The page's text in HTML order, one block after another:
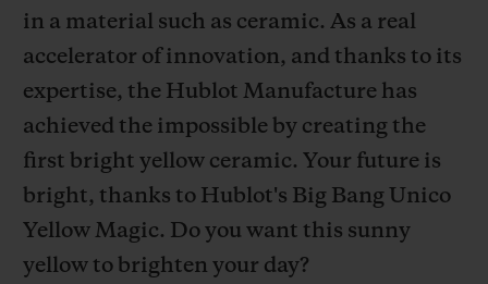
in a material such as ceramic. As a real
accelerator of innovation, and thanks to its
expertise, the Hublot Manufacture has
achieved the impossible by creating the
first bright yellow ceramic. Your future is
bright, thanks to Hublot's Big Bang Unico
Yellow Magic. Do you want this sunny
yellow to brighten your day?
부티크 검색